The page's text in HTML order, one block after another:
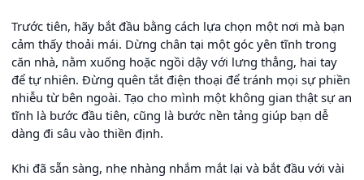
Trước tiên, hãy bắt đầu bằng cách lựa chọn một nơi mà bạn
cảm thấy thoải mái. Dừng chân tại một góc yên tĩnh trong
căn nhà, nằm xuống hoặc ngồi dậy với lưng thẳng, hai tay
để tự nhiên. Đừng quên tắt điện thoại để tránh mọi sự phiền
nhiễu từ bên ngoài. Tạo cho mình một không gian thật sự an
tĩnh là bước đầu tiên, cũng là bước nền tảng giúp bạn dễ
dàng đi sâu vào thiền định.
Khi đã sẵn sàng, nhẹ nhàng nhắm mắt lại và bắt đầu với vài